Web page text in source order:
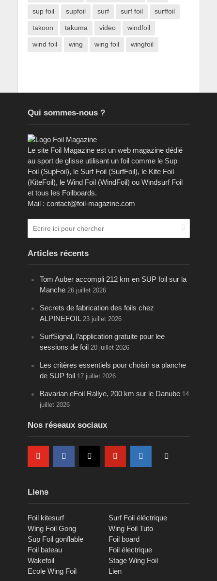
sup foil supfoil surf surf foil surffoil
takoon takuma video windfoil
wind foil wing wing foil wingfoil
Qui sommes-nous ?
Le site Foil Magazine est un web magazine dédié
au sport de glisse utilisant un foil comme le Sup
Foil (SupFoil), le Surf Foil (SurfFoil), le Kite Foil
(KiteFoil), le Wind Foil (WindFoil) ou Windsurf Foil
et tous les Foilboards.
Mail : contact@foil-magazine.com
Articles récents
Tom Auber accompli 212 km en SUP foil sur la
Manche 26 juillet 2026
Secrets de fabrication des foils chez
ALPINEFOIL 23 juillet 2026
SurfSignal, l’application gratuite pour lee
sessions de foil 20 juillet 2026
Les critères essentiels pour choisir sa planche
de SUP foil 17 juillet 2026
Bavarian eFoil Rallye, 200 km sur le Danube 14
juillet 2026
Nos réseaux sociaux
Liens
Foil kitesurf
Surf Foil éléctrique
Wing Foil Gong
Wing Foil Tuto
Sup Foil gonflable
Foil board
Foil bateau
Foil électrique
Wakefoil
Stage Wing Foil
Ecole Wing Foil
Lien